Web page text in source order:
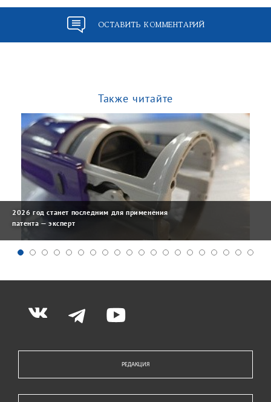
ОСТАВИТЬ КОММЕНТАРИЙ
Также читайте
2026 год станет последним для применения
патента — эксперт
РЕДАКЦИЯ